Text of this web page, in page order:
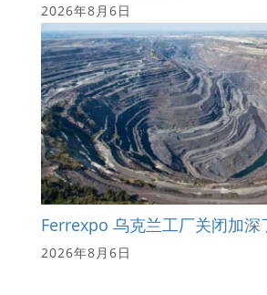
2026年8月6日
Ferrexpo 乌克兰工厂关闭加深
2026年8月6日